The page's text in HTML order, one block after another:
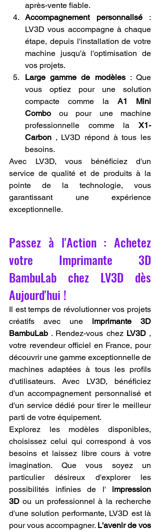
après-vente fiable.
Accompagnement personnalisé :
LV3D vous accompagne à chaque
étape, depuis l'installation de votre
machine jusqu'à l'optimisation de
vos projets.
Large gamme de modèles : Que
vous optiez pour une solution
compacte comme la A1 Mini
Combo ou pour une machine
professionnelle comme la X1-
Carbon , LV3D répond à tous les
besoins.
Avec LV3D, vous bénéficiez d'un
service de qualité et de produits à la
pointe de la technologie, vous
garantissant une expérience
exceptionnelle.
Passez à l'Action : Achetez
votre Imprimante 3D
BambuLab chez LV3D dès
Aujourd'hui !
Il est temps de révolutionner vos projets
créatifs avec une imprimante 3D
BambuLab . Rendez-vous chez LV3D ,
votre revendeur officiel en France, pour
découvrir une gamme exceptionnelle de
machines adaptées à tous les profils
d'utilisateurs. Avec LV3D, bénéficiez
d'un accompagnement personnalisé et
d'un service dédié pour tirer le meilleur
parti de votre équipement.
Explorez les modèles disponibles,
choisissez celui qui correspond à vos
besoins et laissez libre cours à votre
imagination. Que vous soyez un
particulier désireux d'explorer les
possibilités infinies de l' impression
3D ou un professionnel à la recherche
d'une solution performante, LV3D est là
pour vous accompagner. L'avenir de vos